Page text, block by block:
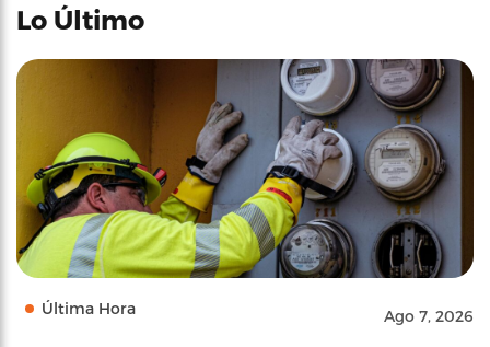
Lo Último
Última Hora Ago 7, 2026